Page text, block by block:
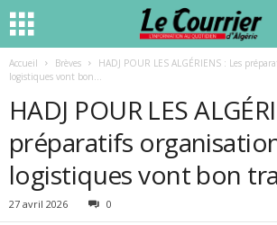
Accueil Brèves
HADJ POUR LES ALGÉRIENS : Les
logistiques vont bon...
HADJ POUR LES
préparatifs
logistiques vont bon
27 avril 2026 0